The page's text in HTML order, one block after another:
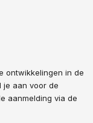
ontwikkelingen in de
je aan voor de
aanmelding via de